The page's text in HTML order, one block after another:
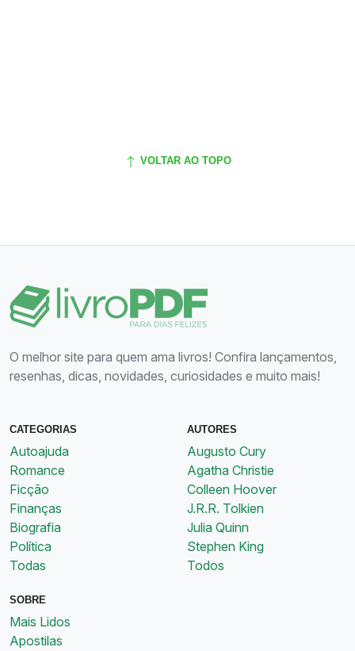
VOLTAR AO TOPO
O melhor site para quem ama livros! Confira lançamentos,
resenhas, dicas, novidades, curiosidades e muito mais!
CATEGORIAS
Autoajuda
Romance
Ficção
Finanças
Biografia
Política
Todas
AUTORES
Augusto Cury
Agatha Christie
Colleen Hoover
J.R.R. Tolkien
Julia Quinn
Stephen King
Todos
SOBRE
Mais Lidos
Apostilas